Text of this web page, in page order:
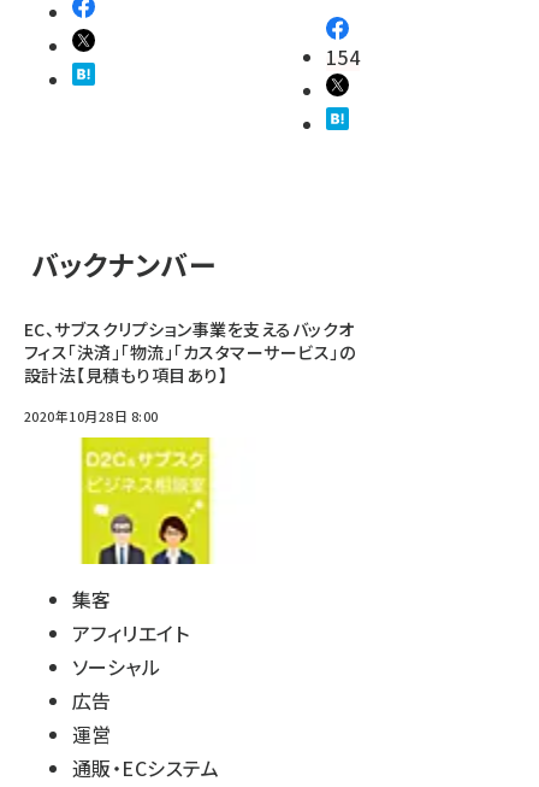
154
バックナンバー
EC、サブスクリプション事業を支えるバックオ
フィス「決済」「物流」「カスタマーサービス」の
設計法【見積もり項目あり】
2020年10月28日 8:00
集客
アフィリエイト
ソーシャル
広告
運営
通販・ECシステム